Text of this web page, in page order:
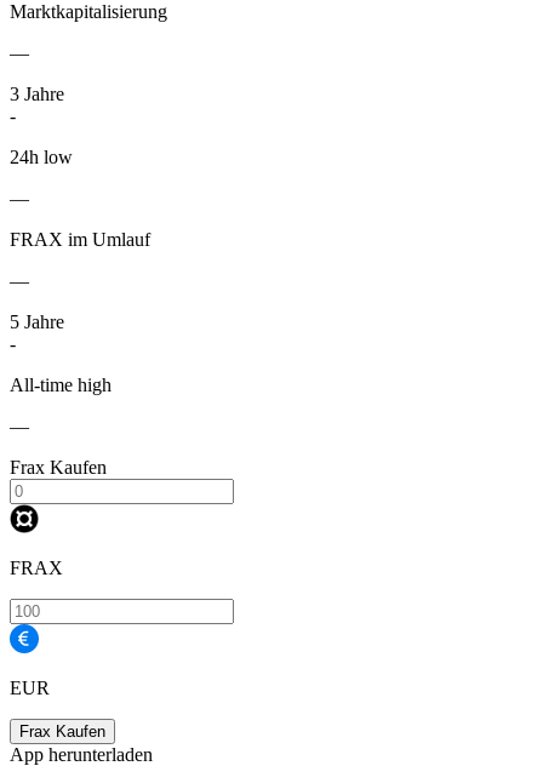
Marktkapitalisierung
—
3 Jahre
-
24h low
—
FRAX im Umlauf
—
5 Jahre
-
All-time high
—
Frax Kaufen
FRAX
EUR
Frax Kaufen
App herunterladen